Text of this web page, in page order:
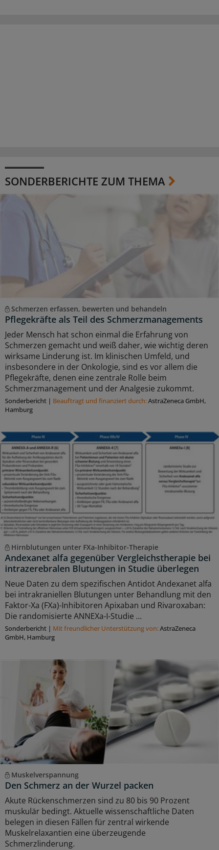
SONDERBERICHTE ZUM THEMA
Schmerzen erfassen, bewerten und behandeln
Pflegekräfte als Teil des Schmerzmanagements
Jeder Mensch hat schon einmal die Erfahrung von
Schmerzen gemacht und weiß daher, wie wichtig deren
wirksame Linderung ist. Im klinischen Umfeld, und
insbesondere in der Onkologie, sind es vor allem die
Pflegekräfte, denen eine zentrale Rolle beim
Schmerzmanagement und der Analgesie zukommt.
Sonderbericht | Beauftragt und ﬁnanziert durch:AstraZeneca GmbH,
Hamburg
Hirnblutungen unter FXa-Inhibitor-Therapie
Andexanet alfa gegenüber Vergleichstherapie bei
intrazerebralen Blutungen in Studie überlegen
Neue Daten zu dem spezifischen Antidot Andexanet alfa
bei intrakraniellen Blutungen unter Behandlung mit den
Faktor-Xa (FXa)-Inhibitoren Apixaban und Rivaroxaban:
Die randomisierte ANNEXa-I-Studie ...
Sonderbericht | Mit freundlicher Unterstützung von:AstraZeneca
GmbH, Hamburg
Muskelverspannung
Den Schmerz an der Wurzel packen
Akute Rückenschmerzen sind zu 80 bis 90 Prozent
muskulär bedingt. Aktuelle wissenschaftliche Daten
belegen in diesen Fällen für zentral wirkende
Muskelrelaxantien eine überzeugende
Schmerzlinderung.